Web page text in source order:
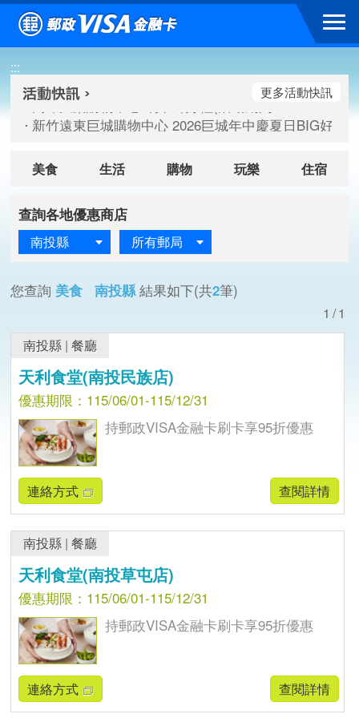
跳到主要內容區塊
:::
高雄大樂購物中心 刷卡郵好禮(活動期間：115/08/07-
臺北三創生活 有點東西第2波 刷卡郵好禮(活動期間：
高雄大樂購物中心 刷卡郵好禮(活動期間：115/08/07-
新竹遠東巨城購物中心 2026巨城年中慶夏日BIG好刷(
更多活動快訊
美食 生活 購物 玩樂 住宿
查詢各地優惠商店
南投縣 所有郵局
您查詢 美食 南投縣 結果如下(共2筆)
1/1
南投縣 |餐廳
天利食堂(南投民族店)
優惠期限：115/06/01-115/12/31
持郵政VISA金融卡刷卡享95折優惠
連絡方式 查閱詳情
南投縣 |餐廳
天利食堂(南投草屯店)
優惠期限：115/06/01-115/12/31
持郵政VISA金融卡刷卡享95折優惠
連絡方式 查閱詳情